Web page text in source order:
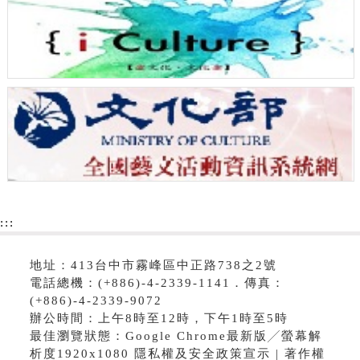
:::
地址：413台中市霧峰區中正路738之2號
電話總機：(+886)-4-2339-1141．傳真：
(+886)-4-2339-9072
辦公時間：上午8時至12時，下午1時至5時
最佳瀏覽狀態：Google Chrome最新版╱螢幕解
析度1920x1080 隱私權及安全政策宣示 | 著作權